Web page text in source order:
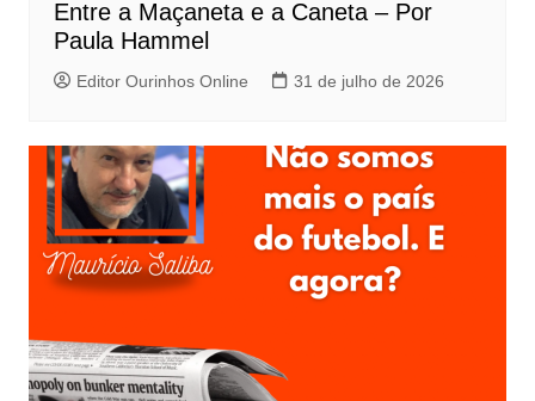
Entre a Maçaneta e a Caneta – Por
Paula Hammel
Editor Ourinhos Online 31 de julho de 2026